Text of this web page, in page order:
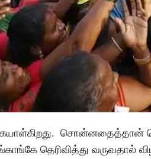
சொன்னதைத்தான்
தெரிவித்து வருவதால்